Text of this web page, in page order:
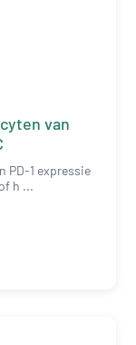
van
PD-1 expressie
h ...